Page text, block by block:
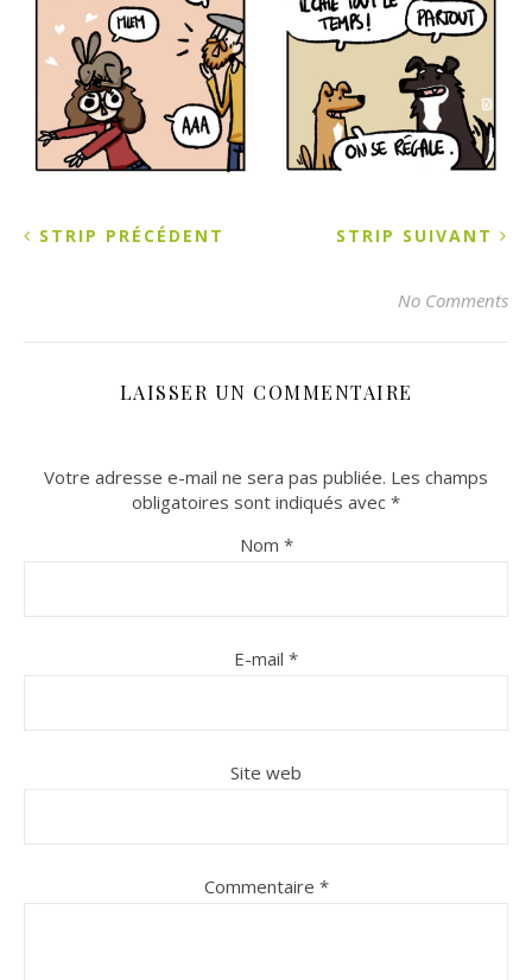
STRIP SUIVANT
STRIP PRÉCÉDENT
No Comments
LAISSER UN COMMENTAIRE
Votre adresse e-mail ne sera pas publiée. Les champs
obligatoires sont indiqués avec *
Nom *
E-mail *
Site web
Commentaire *